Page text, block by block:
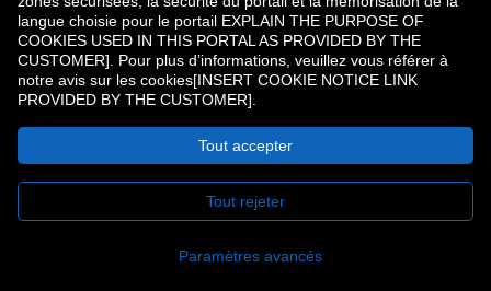
langue choisie pour le portail EXPLAIN THE PURPOSE OF
COOKIES USED IN THIS PORTAL AS PROVIDED BY THE
CUSTOMER]. Pour plus d’informations, veuillez vous référer à
notre avis sur les cookies[INSERT COOKIE NOTICE LINK
PROVIDED BY THE CUSTOMER].
Tout accepter
Tout rejeter
Paramètres avancés
Droits d'auteur © 2026
Privacy Policy